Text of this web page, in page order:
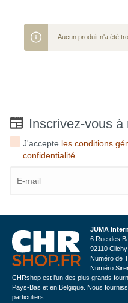
Aucun produit n'a été
Inscrivez-vous
J'accepte les conditions
confidentialité
JUMA
6 Rue des
92110
Numéro de
Numéro
CHRshop est l'un des plus grands
Pays-Bas et en Belgique. Nous
particuliers.